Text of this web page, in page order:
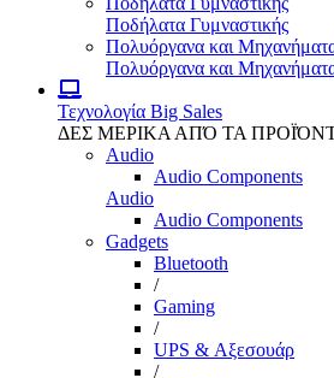
Ποδήλατα Γυμναστικής
Πολυόργανα και
Πολυόργανα και
Τεχνολογία Big Sales
ΔΕΣ ΜΕΡΙΚΑ ΑΠΌ ΤΑ
Audio
Audio Components
Audio
Audio Components
Gadgets
Bluetooth
/
Gaming
/
UPS & Αξεσουάρ
/